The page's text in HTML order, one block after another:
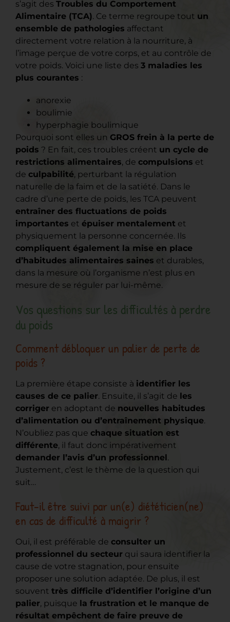
s’agit des Troubles du Comportement
Alimentaire (TCA). Ce terme regroupe tout un
ensemble de pathologies affectant
directement votre relation à la nourriture, à
l’image perçue de votre corps, et au contrôle de
votre poids. Voici une liste des 3 maladies les
plus courantes :
anorexie
boulimie
hyperphagie boulimique
Pourquoi sont elles un GROS frein à la perte de
poids ? En fait, ces troubles créent un cycle de
restrictions alimentaires, de compulsions et
de culpabilité, perturbant la régulation
naturelle de la faim et de la satiété. Dans le
cadre d’une perte de poids, les TCA peuvent
entraîner des fluctuations de poids
importantes et épuiser mentalement et
physiquement la personne concernée. Ils
compliquent également la mise en place
d’habitudes alimentaires saines et durables,
dans la mesure où l’organisme n’est plus en
mesure de se réguler par lui-même.
Vos questions sur les difficultés à perdre
du poids
Comment débloquer un palier de perte de
poids ?
La première étape consiste à identifier les
causes de ce palier. Ensuite, il s’agit de les
corriger en adoptant de nouvelles habitudes
d’alimentation ou d’entraînement physique.
N’oubliez pas que chaque situation est
différente, il faut donc impérativement
demander l’avis d’un professionnel.
Justement, c’est le thème de la question qui
suit…
Faut-il être suivi par un(e) diététicien(ne)
en cas de difficulté à maigrir ?
Oui, il est préférable de consulter un
professionnel du secteur qui saura identifier la
cause de votre stagnation, pour ensuite
proposer une solution adaptée. De plus, il est
souvent très difficile d’identifier l’origine d’un
palier, puisque la frustration et le manque de
résultat empêchent de faire preuve de